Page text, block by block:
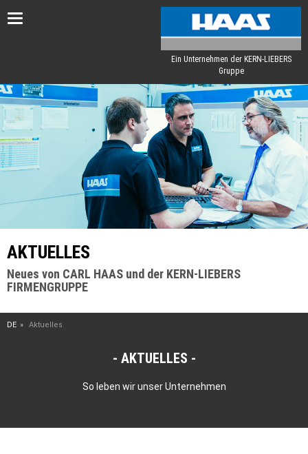
Toggle
Ein Unternehmen der KERN-LIEBERS
Gruppe
AKTUELLES
Neues von CARL HAAS und der KERN-LIEBERS
FIRMENGRUPPE
DE Aktuelles
AKTUELLES
So leben wir unser Unternehmen